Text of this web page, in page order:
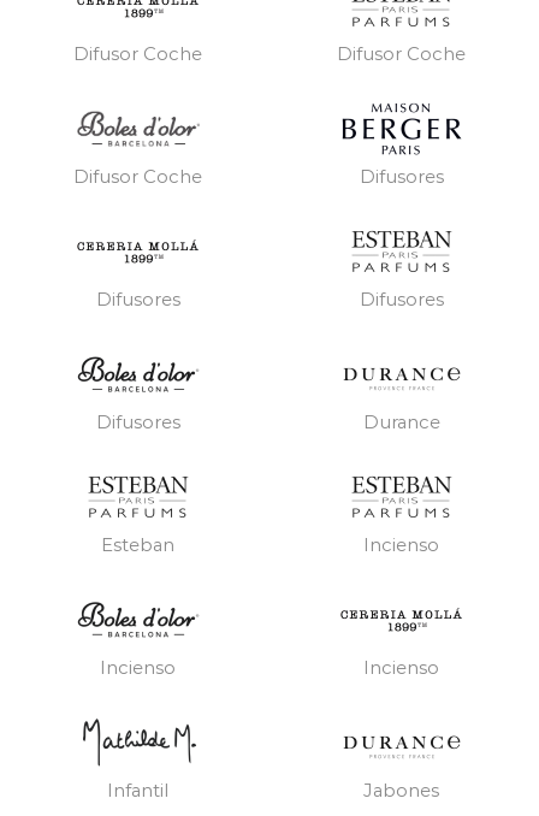
Difusor Coche Difusor Coche
Difusor Coche Difusores
Difusores Difusores
Difusores Durance
Esteban Incienso
Incienso Incienso
Infantil Jabones